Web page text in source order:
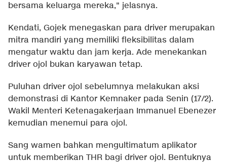
bersama keluarga mereka," jelasnya.
Kendati, Gojek menegaskan para driver merupakan
mitra mandiri yang memiliki fleksibilitas dalam
mengatur waktu dan jam kerja. Ade menekankan
driver ojol bukan karyawan tetap.
Puluhan driver ojol sebelumnya melakukan aksi
demonstrasi di Kantor Kemnaker pada Senin (17/2).
Wakil Menteri Ketenagakerjaan Immanuel Ebenezer
kemudian menemui para ojol.
Sang wamen bahkan mengultimatum aplikator
untuk memberikan THR bagi driver ojol. Bentuknya